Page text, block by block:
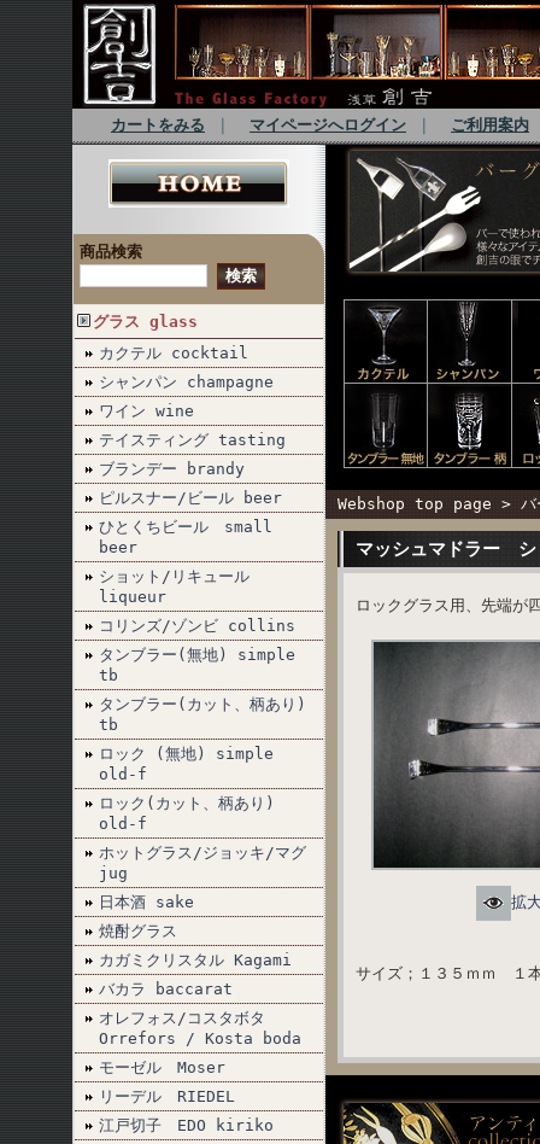
カートをみる マイページへログイン ご利用案内
商品検索
グラス glass
カクテル cocktail
シャンパン champagne
ワイン wine
テイスティング tasting
ブランデー brandy
ピルスナー/ビール beer
ひとくちビール small
beer
ショット/リキュール
liqueur
コリンズ/ゾンビ collins
タンブラー(無地) simple
tb
タンブラー(カット、柄あり)
tb
ロック (無地) simple
old-f
ロック(カット、柄あり)
old-f
ホットグラス/ジョッキ/マグ
jug
日本酒 sake
焼酎グラス
カガミクリスタル Kagami
バカラ baccarat
オレフォス/コスタボタ
Orrefors / Kosta boda
モーゼル Moser
リーデル RIEDEL
江戸切子 EDO kiriko
Webshop top page >
マッシュマドラー
ロックグラス用、先端が
拡
サイズ；１３５ｍｍ １